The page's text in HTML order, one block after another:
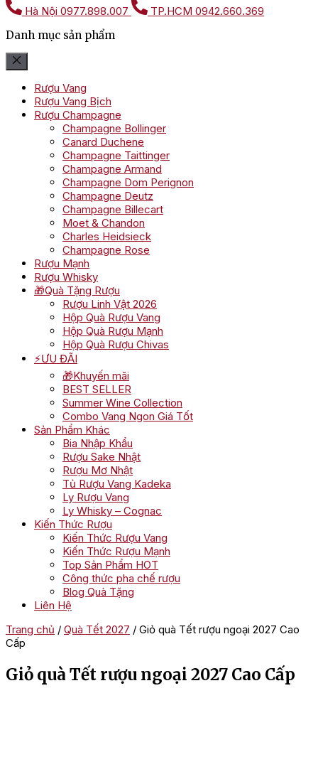
Hà Nội 0977.898.007 TP.HCM 0942.660.369
Danh mục sản phẩm
Rượu Vang
Rượu Vang Bịch
Rượu Champagne
Champagne Bollinger
Canard Duchene
Champagne Taittinger
Champagne Armand
Champagne Dom Perignon
Champagne Deutz
Champagne Billecart
Moet & Chandon
Charles Heidsieck
Champagne Rose
Rượu Mạnh
Rượu Whisky
🎁Quà Tặng Rượu
Rượu Linh Vật 2026
Hộp Quà Rượu Vang
Hộp Quà Rượu Mạnh
Hộp Quà Rượu Chivas
⚡ƯU ĐÃI
🎁Khuyến mãi
BEST SELLER
Summer Wine Collection
Combo Vang Ngon Giá Tốt
Sản Phẩm Khác
Bia Nhập Khẩu
Rượu Sake Nhật
Rượu Mơ Nhật
Tủ Rượu Vang Kadeka
Ly Rượu Vang
Ly Whisky – Cognac
Kiến Thức Rượu
Kiến Thức Rượu Vang
Kiến Thức Rượu Mạnh
Top Sản Phẩm HOT
Công thức pha chế rượu
Blog Quà Tặng
Liên Hệ
Trang chủ / Quà Tết 2027 / Giỏ quà Tết rượu ngoại 2027 Cao
Cấp
Giỏ quà Tết rượu ngoại 2027 Cao Cấp